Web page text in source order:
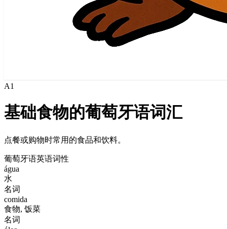
A1
基础食物的葡萄牙语词汇
点餐或购物时常用的食品和饮料。
葡萄牙语英语词性
água
水
名词
comida
食物, 饭菜
名词